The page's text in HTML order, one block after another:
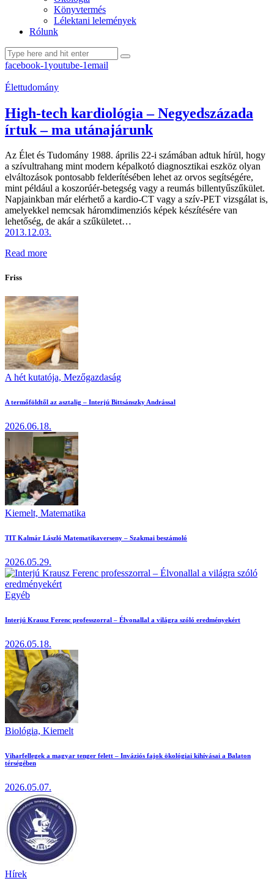
Könyvtermés
Lélektani lelemények
Rólunk
facebook-1youtube-1email
Élettudomány
High-tech kardiológia – Negyedszázada
írtuk – ma utánajárunk
Az Élet és Tudomány 1988. április 22-i számában adtuk hírül, hogy
a szívultrahang mint modern képalkotó diagnosztikai eszköz olyan
elváltozások pontosabb felderítésében lehet az orvos segítségére,
mint például a koszorúér-betegség vagy a reumás billentyűszűkület.
Napjainkban már elérhető a kardio-CT vagy a szív-PET vizsgálat is,
amelyekkel nemcsak háromdimenziós képek készítésére van
lehetőség, de akár a szűkületet…
2013.12.03.
Read more
Friss
A hét kutatója, Mezőgazdaság
A termőföldtől az asztalig – Interjú Bittsánszky Andrással
2026.06.18.
Kiemelt, Matematika
TIT Kalmár László Matematikaverseny – Szakmai beszámoló
2026.05.29.
Egyéb
Interjú Krausz Ferenc professzorral – Élvonallal a világra szóló eredményekért
2026.05.18.
Biológia, Kiemelt
Viharfellegek a magyar tenger felett – Inváziós fajok ökológiai kihívásai a Balaton
térségében
2026.05.07.
Hírek